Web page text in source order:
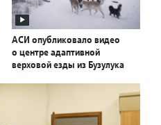
АСИ опубликовало видео
о центре адаптивной
верховой езды из Бузулука